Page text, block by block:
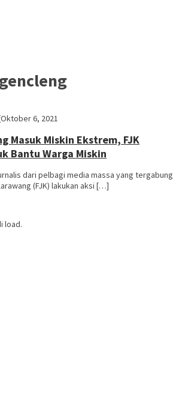
Oktober 6, 2021
Masuk Miskin Ekstrem, FJK
Bantu Warga Miskin
dari pelbagi media massa yang tergabung
(FJK) lakukan aksi […]
load.